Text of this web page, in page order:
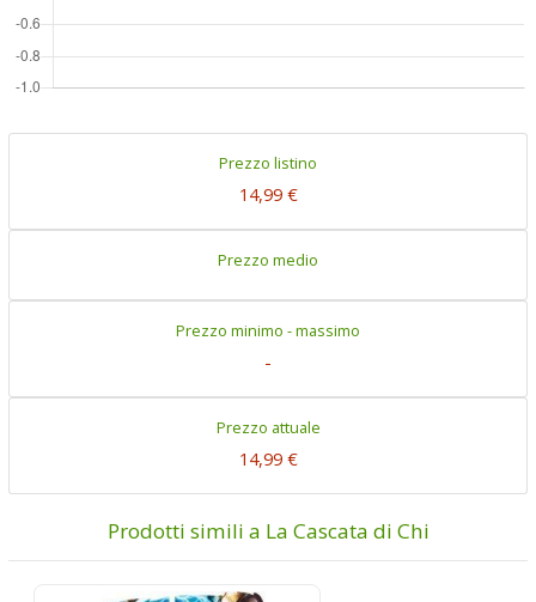
Prezzo listino
14,99 €
Prezzo medio
Prezzo minimo - massimo
-
Prezzo attuale
14,99 €
Prodotti simili a La Cascata di Chi